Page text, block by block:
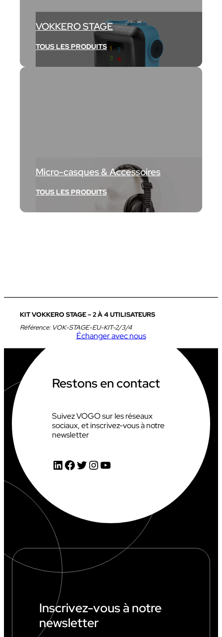
VOKKERO STAGE
TOUS LES PRODUITS
Micro-casques & Accessoires
TOUS LES PRODUITS
KIT VOKKERO STAGE – 2 À 4 UTILISATEURS
Référence: VOK-STAGE-EU-KIT-2/3/4
Échanger avec nous
Restons en contact
Suivez VOGO sur les réseaux
sociaux, et inscrivez-vous à notre
newsletter
LinkedIn Facebook Twitter InstagramYouTube
Inscrivez-vous à notre
newsletter